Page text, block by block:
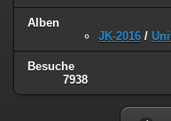
Alben
JK-2016 /
Besuche
7938